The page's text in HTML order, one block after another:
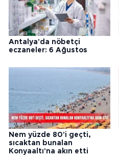
Antalya'da nöbetçi
eczaneler: 6 Ağustos
Nem yüzde 80'i geçti,
sıcaktan bunalan
Konyaaltı'na akın etti